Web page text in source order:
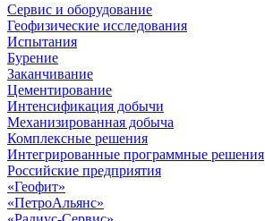
Сервис и оборудование
Геофизические исследования
Испытания
Бурение
Заканчивание
Цементирование
Интенсификация добычи
Механизированная добыча
Комплексные решения
Интегрированные программные решения
Российские предприятия
«Геофит»
«ПетроАльянс»